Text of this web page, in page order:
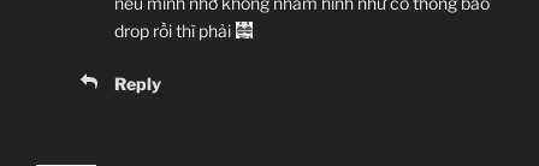
Tóm tắt phim
drop rồi thì phải
Reply